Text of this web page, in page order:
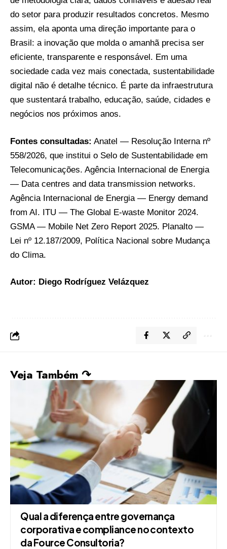
do setor para produzir resultados concretos. Mesmo
assim, ela aponta uma direção importante para o
Brasil: a inovação que molda o amanhã precisa ser
eficiente, transparente e responsável. Em uma
sociedade cada vez mais conectada, sustentabilidade
digital não é detalhe técnico. É parte da infraestrutura
que sustentará trabalho, educação, saúde, cidades e
negócios nos próximos anos.
Fontes consultadas: Anatel — Resolução Interna nº
558/2026, que institui o Selo de Sustentabilidade em
Telecomunicações. Agência Internacional de Energia
— Data centres and data transmission networks.
Agência Internacional de Energia — Energy demand
from AI. ITU — The Global E-waste Monitor 2024.
GSMA — Mobile Net Zero Report 2025. Planalto —
Lei nº 12.187/2009, Política Nacional sobre Mudança
do Clima.
Autor: Diego Rodríguez Velázquez
Veja Também ↷
Qual a diferença entre governança
corporativa e compliance no contexto
da Fource Consultoria?